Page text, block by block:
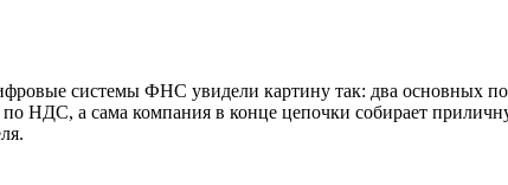
системы ФНС увидели картину так: два основных
НДС, а сама компания в конце цепочки собирает